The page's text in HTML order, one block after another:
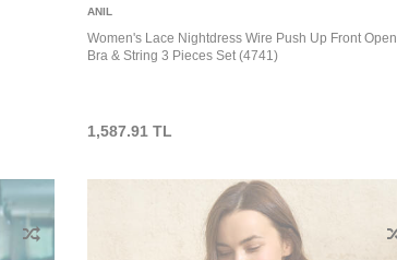
ANIL
Women's Lace Nightdress Wire Push Up Front Open
Bra & String 3 Pieces Set (4741)
1,587.91 TL